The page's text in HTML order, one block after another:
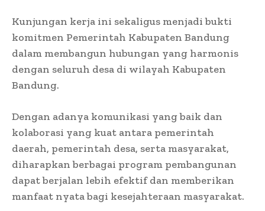
Kunjungan kerja ini sekaligus menjadi bukti
komitmen Pemerintah Kabupaten Bandung
dalam membangun hubungan yang harmonis
dengan seluruh desa di wilayah Kabupaten
Bandung.
Dengan adanya komunikasi yang baik dan
kolaborasi yang kuat antara pemerintah
daerah, pemerintah desa, serta masyarakat,
diharapkan berbagai program pembangunan
dapat berjalan lebih efektif dan memberikan
manfaat nyata bagi kesejahteraan masyarakat.